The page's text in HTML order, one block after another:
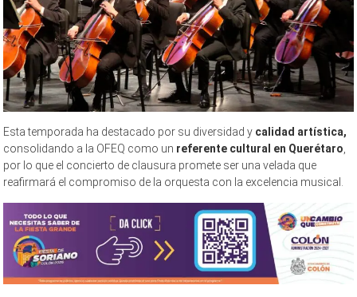
Esta temporada ha destacado por su diversidad y calidad artística,
consolidando a la OFEQ como un referente cultural en Querétaro
por lo que el concierto de clausura promete ser una velada que
reafirmará el compromiso de la orquesta con la excelencia musical.